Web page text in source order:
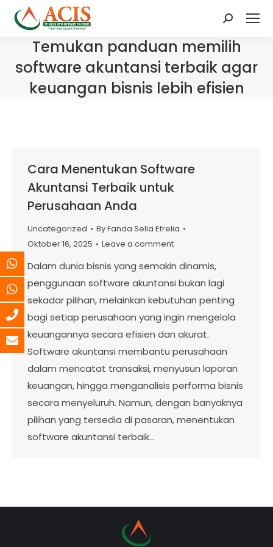
Search:
Temukan panduan memilih
software akuntansi terbaik agar
keuangan bisnis lebih efisien
Cara Menentukan Software
Akuntansi Terbaik untuk
Perusahaan Anda
Uncategorized ByFanda Sella Efrelia
Oktober 16, 2025
Leave a comment
Dalam dunia bisnis yang semakin dinamis,
penggunaan software akuntansi bukan lagi
sekadar pilihan, melainkan kebutuhan penting
bagi setiap perusahaan yang ingin mengelola
keuangannya secara efisien dan akurat.
Software akuntansi membantu perusahaan
dalam mencatat transaksi, menyusun laporan
keuangan, hingga menganalisis performa bisnis
secara menyeluruh. Namun, dengan banyaknya
pilihan yang tersedia di pasaran, menentukan
software akuntansi terbaik…